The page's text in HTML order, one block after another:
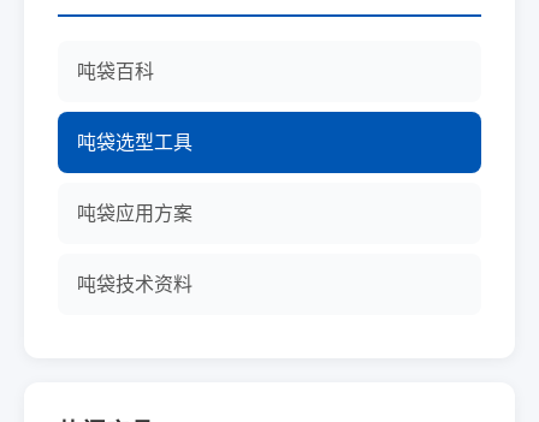
吨袋百科
吨袋选型工具
吨袋应用方案
吨袋技术资料